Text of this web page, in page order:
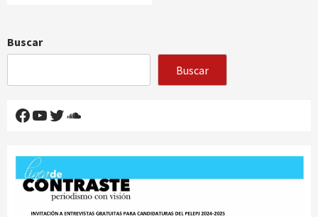
Buscar
Buscar
Facebook
YouTube
Twitter
SoundCloud